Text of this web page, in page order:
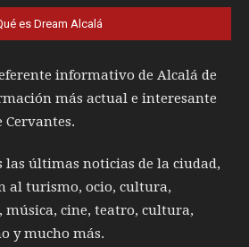
es Dream Alcalá
informativo de Alcalá de
más actual e interesante
Cervantes.
las últimas noticias de la ciudad,
al turismo, ocio, cultura,
música, cine, teatro, cultura,
y mucho más.